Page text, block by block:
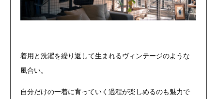
着用と洗濯を繰り返して生まれるヴィンテージのような
風合い。
自分だけの一着に育っていく過程が楽しめるのも魅力で